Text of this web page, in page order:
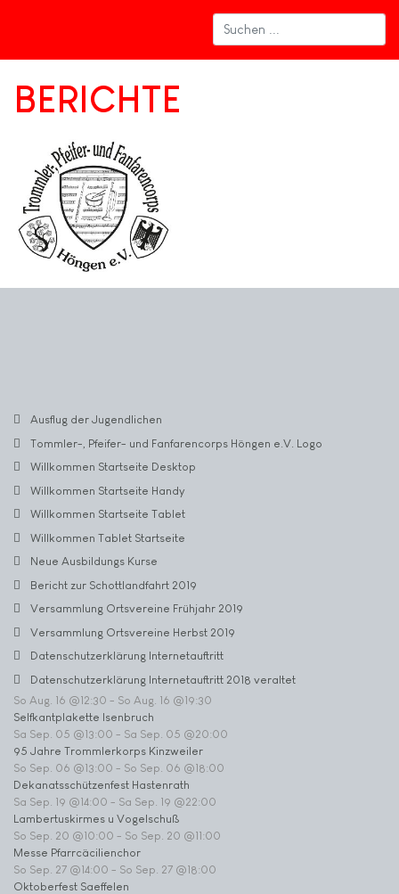
BERICHTE
Ausflug der Jugendlichen
Tommler-, Pfeifer- und Fanfarencorps Höngen e.V. Logo
Willkommen Startseite Desktop
Willkommen Startseite Handy
Willkommen Startseite Tablet
Willkommen Tablet Startseite
Neue Ausbildungs Kurse
Bericht zur Schottlandfahrt 2019
Versammlung Ortsvereine Frühjahr 2019
Versammlung Ortsvereine Herbst 2019
Datenschutzerklärung Internetauftritt
Datenschutzerklärung Internetauftritt 2018 veraltet
So Aug. 16 @12:30 - So Aug. 16 @19:30
Selfkantplakette Isenbruch
Sa Sep. 05 @13:00 - Sa Sep. 05 @20:00
95 Jahre Trommlerkorps Kinzweiler
So Sep. 06 @13:00 - So Sep. 06 @18:00
Dekanatsschützenfest Hastenrath
Sa Sep. 19 @14:00 - Sa Sep. 19 @22:00
Lambertuskirmes u Vogelschuß
So Sep. 20 @10:00 - So Sep. 20 @11:00
Messe Pfarrcäcilienchor
So Sep. 27 @14:00 - So Sep. 27 @18:00
Oktoberfest Saeffelen